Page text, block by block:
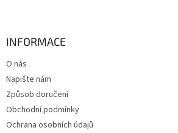
INFORMACE
O nás
Napište nám
Způsob doručení
Obchodní podmínky
Ochrana osobních údajů